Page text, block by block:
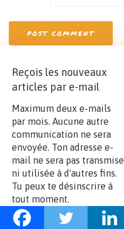
Reçois les nouveaux
articles par e-mail
Maximum deux e-mails
par mois. Aucune autre
communication ne sera
envoyée. Ton adresse e-
mail ne sera pas transmise
ni utilisée à d'autres fins.
Tu peux te désinscrire à
tout moment.